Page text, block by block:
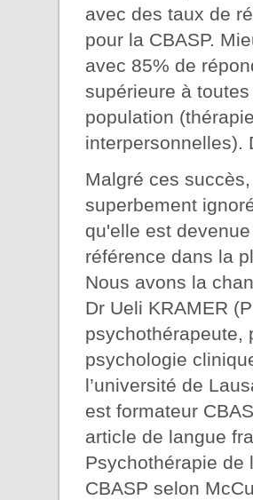
avec des taux de
pour la CBASP.
avec 85% de
supérieure à
population
interpersonnelles).
Malgré ces
superbement
qu'elle est
référence dans la
Nous avons la
Dr Ueli KRAMER
psychothérapeute,
psychologie
l’université de
est formateur
article de langue
Psychothérapie de
CBASP selon